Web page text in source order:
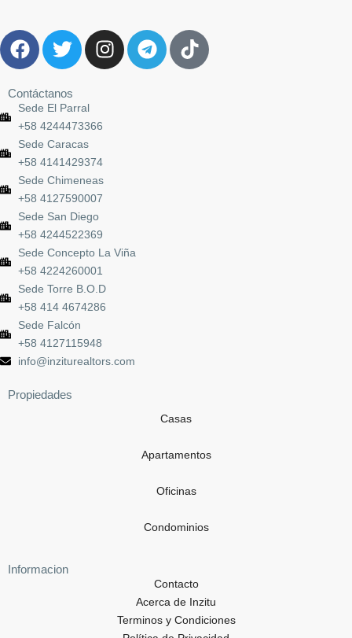
Contáctanos
Sede El Parral
+58 4244473366
Sede Caracas
+58 4141429374
Sede Chimeneas
+58 4127590007
Sede San Diego
+58 4244522369
Sede Concepto La Viña
+58 4224260001
Sede Torre B.O.D
+58 414 4674286
Sede Falcón
+58 4127115948
info@inziturealtors.com
Propiedades
Casas
Apartamentos
Oficinas
Condominios
Informacion
Contacto
Acerca de Inzitu
Terminos y Condiciones